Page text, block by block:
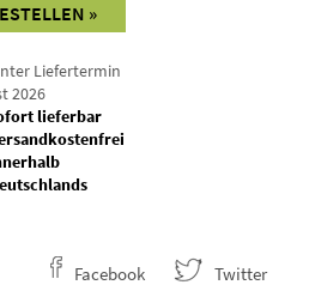
»
Liefertermin
2026
lieferbar
Facebook Twitter